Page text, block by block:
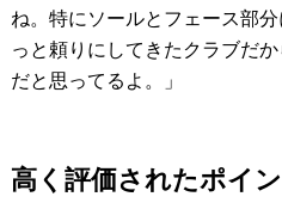
ね。特にソールとフェース部
っと頼りにしてきたクラブだ
だと思ってるよ。」
高く評価されたポイ